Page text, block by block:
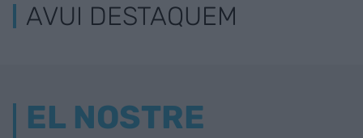
AVUI DESTAQUEM
EL NOSTRE